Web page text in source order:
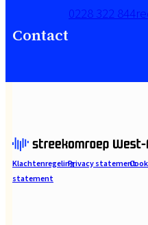
Contact
0228 322 844
KlachtenregelingPrivacy statement
statement